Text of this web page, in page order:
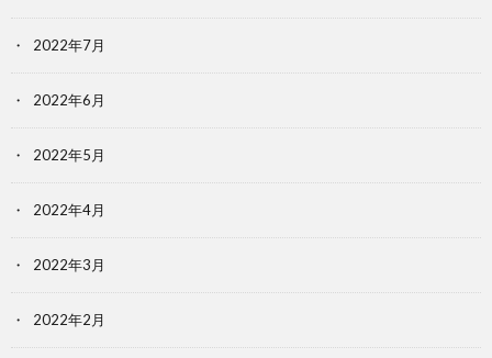
2022年7月
2022年6月
2022年5月
2022年4月
2022年3月
2022年2月